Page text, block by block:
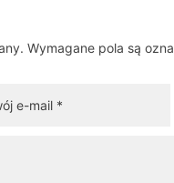
Wymagane pola są